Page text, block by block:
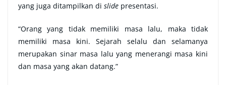
yang juga ditampilkan di slide presentasi.
“Orang yang tidak memiliki masa lalu, maka tidak
memiliki masa kini. Sejarah selalu dan selamanya
merupakan sinar masa lalu yang menerangi masa kini
dan masa yang akan datang.”